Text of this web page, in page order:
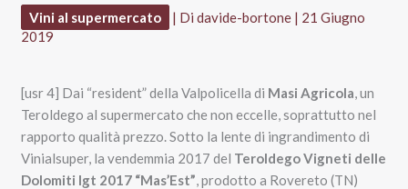
Vini al supermercato | Didavide-bortone | 21 Giugno
2019
[usr 4] Dai “resident” della Valpolicella di Masi Agricola , un
Teroldego al supermercato che non eccelle, soprattutto nel
rapporto qualità prezzo. Sotto la lente di ingrandimento di
Vinialsuper, la vendemmia 2017 del Teroldego Vigneti delle
Dolomiti Igt 2017 “Mas’Est” , prodotto a Rovereto (TN)